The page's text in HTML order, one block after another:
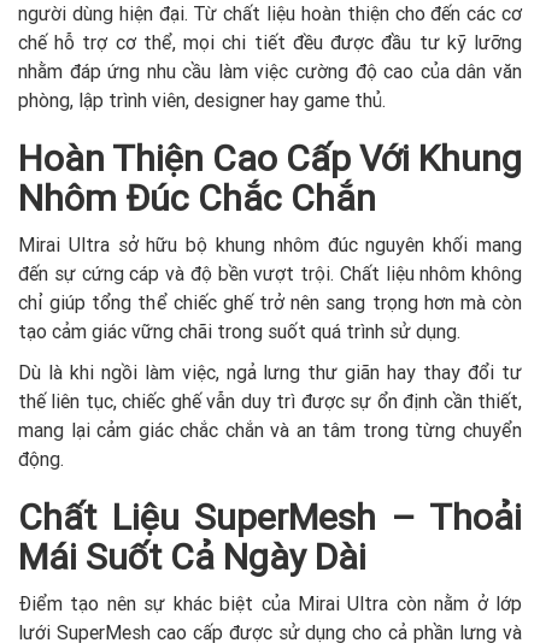
người dùng hiện đại. Từ chất liệu hoàn thiện cho đến các cơ
chế hỗ trợ cơ thể, mọi chi tiết đều được đầu tư kỹ lưỡng
nhằm đáp ứng nhu cầu làm việc cường độ cao của dân văn
phòng, lập trình viên, designer hay game thủ.
Hoàn Thiện Cao Cấp Với Khung
Nhôm Đúc Chắc Chắn
Mirai Ultra sở hữu bộ khung nhôm đúc nguyên khối mang
đến sự cứng cáp và độ bền vượt trội. Chất liệu nhôm không
chỉ giúp tổng thể chiếc ghế trở nên sang trọng hơn mà còn
tạo cảm giác vững chãi trong suốt quá trình sử dụng.
Dù là khi ngồi làm việc, ngả lưng thư giãn hay thay đổi tư
thế liên tục, chiếc ghế vẫn duy trì được sự ổn định cần thiết,
mang lại cảm giác chắc chắn và an tâm trong từng chuyển
động.
Chất Liệu SuperMesh – Thoải
Mái Suốt Cả Ngày Dài
Điểm tạo nên sự khác biệt của Mirai Ultra còn nằm ở lớp
lưới SuperMesh cao cấp được sử dụng cho cả phần lưng và